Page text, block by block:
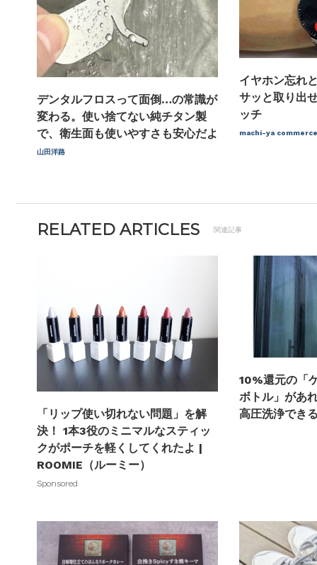
デンタルフロスって面倒…の常識が
変わる。使い捨てない純チタン製
で、衛生面も使いやすさも安心だよ
山田洋路
イヤホン忘れ
サッと取り出
ッチ
machi-ya commerce
RELATED ARTICLES 関連記事
「リップ使い切れない問題」を解
決！ 1本3役のミニマルなスティッ
クがポーチを軽くしてくれたよ |
ROOMIE（ルーミー）
Sponsored
10%還元の「
ボトル」があ
高圧洗浄でき